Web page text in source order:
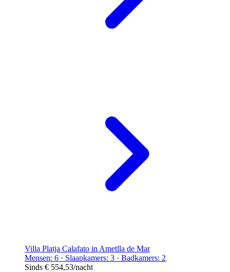
Villa Platja Calafato in Ametlla de Mar
Mensen: 6 · Slaapkamers: 3 · Badkamers: 2
Sinds € 554,53/nacht